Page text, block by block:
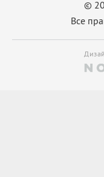
©
Все